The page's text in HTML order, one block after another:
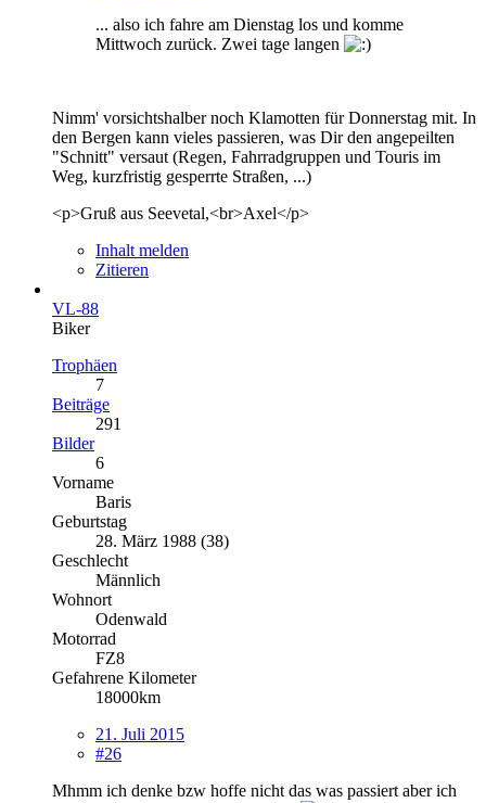
... also ich fahre am Dienstag los und komme
Mittwoch zurück. Zwei tage langen
Nimm' vorsichtshalber noch Klamotten für Donnerstag mit. In
den Bergen kann vieles passieren, was Dir den angepeilten
"Schnitt" versaut (Regen, Fahrradgruppen und Touris im
Weg, kurzfristig gesperrte Straßen, ...)
<p>Gruß aus Seevetal,<br>Axel</p>
Inhalt melden
Zitieren
VL-88
Biker
Trophäen
7
Beiträge
291
Bilder
6
Vorname
Baris
Geburtstag
28. März 1988 (38)
Geschlecht
Männlich
Wohnort
Odenwald
Motorrad
FZ8
Gefahrene Kilometer
18000km
21. Juli 2015
#26
Mhmm ich denke bzw hoffe nicht das was passiert aber ich